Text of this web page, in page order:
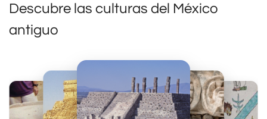
Descubre las culturas del México
antiguo